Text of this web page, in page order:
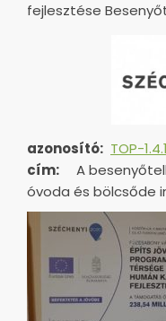
fejlesztése
azonosító: TOP-
cím:
A
óvoda és bölcsőde